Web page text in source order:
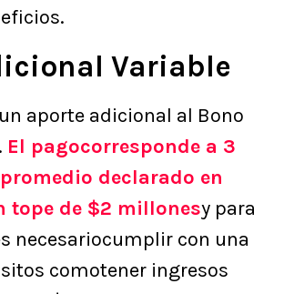
Variable
aporte adicional al Bono
El pagocorresponde a 3
promedio declarado en
tope de $2 millonesy para
necesariocumplir con una
comotener ingresos